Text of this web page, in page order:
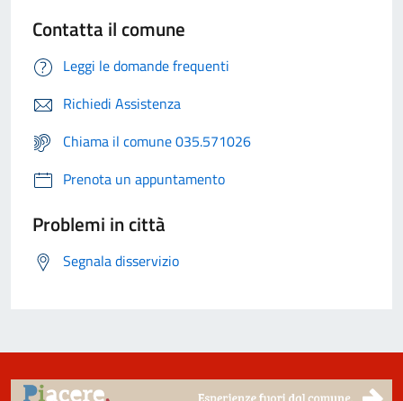
Contatta il comune
Leggi le domande frequenti
Richiedi Assistenza
Chiama il comune 035.571026
Prenota un appuntamento
Problemi in città
Segnala disservizio